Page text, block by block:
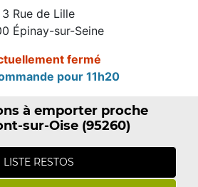
3 Rue de Lille
Épinay-sur-Seine
fermé
pour 11h20
à emporter proche
sur-Oise (95260)
LISTE RESTOS